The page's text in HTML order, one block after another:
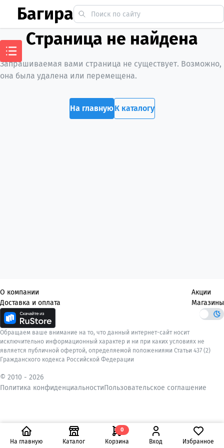
Багира
На главную Каталог
0
Корзина Вход Избранное
Страница не найдена
Запрашиваемая вами страница не существует. Возможно,
она была удалена или перемещена.
На главнуюК каталогу
О компании
Доставка и оплата
Акции
Магазины
Обращаем ваше внимание на то, что данный интернет-сайт носит
исключительно информационный характер и ни при каких условиях не
является публичной офертой, определяемой положениями Статьи 437 (2)
Гражданского кодекса Российской Федерации
© 2010 - 2026
Политика конфиденциальностиПользовательское соглашение